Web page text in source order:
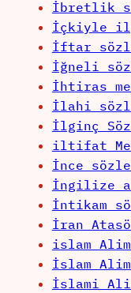
İbretlik
İçkiyle
İftar
İğneli
İhtiras
İlahi
İlginç
iltifat
İnce
İngilize
İntikam
İran
islam
İslam
İslami